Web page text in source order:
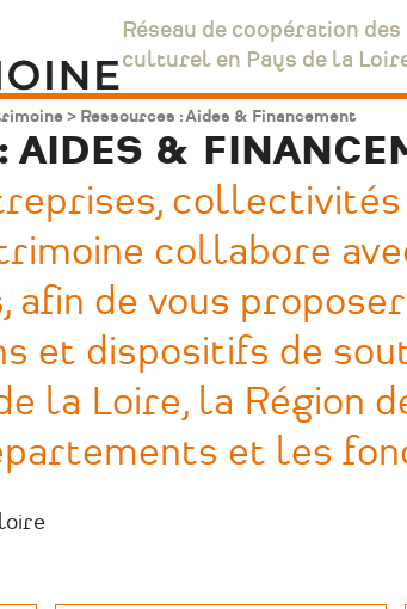
Réseau de coopération
culturel en Pays de la
Ressources : Aides & Financement
AIDES &
collectivités
collabore
afin de vous
et dispositifs de
la Loire, la Région
et les